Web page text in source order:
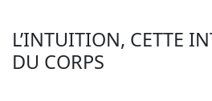
L’INTUITION, CETTE
DU CORPS